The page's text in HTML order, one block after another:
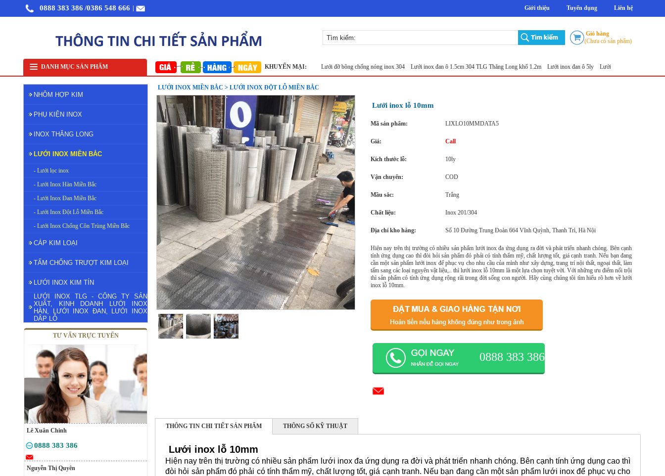
0888 383 386 /0386 548 666 Giới thiệu Tuyển dụng Liên hệ
Giỏ hàng
(Chưa có sản phẩm)
DANH MỤC SẢN PHẨM KHUYẾN MẠI:
Nhôm cuộn cắt lẻ Nhôm cuộn A1050 Nhôm bảo ôn cuộn mỏng A1050 Lưới inox 304 Lưới inox Miền Bắc Lưới đỡ bông chống nóng inox 304 Lưới inox đan ô 1.5cm 304 TLG Thăng Long khổ 1.2m Lưới inox đan ô 5ly Lưới đục lỗ tròn
NHÔM HỢP KIM
PHỤ KIỆN INOX
INOX THĂNG LONG
LƯỚI INOX MIỀN BẮC
- Lưới lọc inox
- Lưới Inox Hàn Miền Bắc
- Lưới Inox Đan Miền Bắc
- Lưới Inox Đột Lỗ Miền Bắc
- Lưới Inox Chống Côn Trùng Miền Bắc
CÁP KIM LOẠI
TẤM CHỐNG TRƯỢT KIM LOẠI
LƯỚI INOX KIM TÍN
LƯỚI INOX TLG - CÔNG TY SẢN
XUẤT, KINH DOANH LƯỚI INOX
HÀN, LƯỚI INOX ĐAN, LƯỚI INOX
DẬP LỖ
TƯ VẤN TRỰC TUYẾN
Lê Xuân Chinh
0888 383 386
Nguyễn Thị Quyên
LƯỚI INOX MIỀN BẮC > LƯỚI INOX ĐỘT LỖ MIỀN BẮC
Lưới inox lỗ 10mm
Mã sản phẩm: LIXLO10MMDATA5
Giá: Call
Kích thước lỗ: 10ly
Vận chuyển: COD
Mầu sắc: Trắng
Chất liệu: Inox 201/304
Địa chỉ kho hàng: Số 10 Đường Trung Đoàn 664 Vĩnh Quỳnh, Thanh Trì, Hà Nội
Hiện nay trên thị trường có nhiều sản phẩm lưới inox đa ứng dụng ra đời và phát triển nhanh chóng. Bên cạnh
tính ứng dụng cao thì đòi hỏi sản phẩm đó phải có tính thẩm mỹ, chất lượng tốt, giá cạnh tranh. Nếu bạn đang
cần một sản phẩm lưới inox để phục vụ cho nhu cầu của mình như xây dựng, trang trí nội thất, ngoại thất, làm
tấm sang các loại nguyên vật liệu,.. thì lưới inox lỗ 10mm là một lựa chọn tuyệt vời. Với những ưu điểm nổi trội
thì sản phẩm có tính ứng dụng rộng rãi trong đời sống con người. Hãy cùng chúng tôi tìm hiểu rõ hơn về lưới
inox lỗ 10mm.
0888 383 386
THÔNG TIN CHI TIẾT SẢN PHẨM THÔNG SỐ KỸ THUẬT
Lưới inox lỗ 10mm
Hiện nay trên thị trường có nhiều sản phẩm lưới inox đa ứng dụng ra đời và phát triển nhanh chóng. Bên cạnh tính ứng dụng cao thì
đòi hỏi sản phẩm đó phải có tính thẩm mỹ, chất lượng tốt, giá cạnh tranh. Nếu bạn đang cần một sản phẩm lưới inox để phục vụ cho